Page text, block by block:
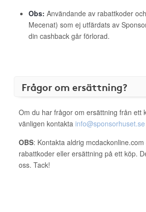
Obs: Användande av rabattkoder
Mecenat) som ej utfärdats av
din cashback går förlorad.
Frågor om ersättning?
Om du har frågor om ersättning från ett
vänligen kontakta info@sponsorhuset.se
OBS: Kontakta aldrig
rabattkoder eller ersättning på ett köp.
oss. Tack!